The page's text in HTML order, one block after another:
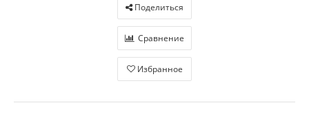
Поделиться
Сравнение
Избранное